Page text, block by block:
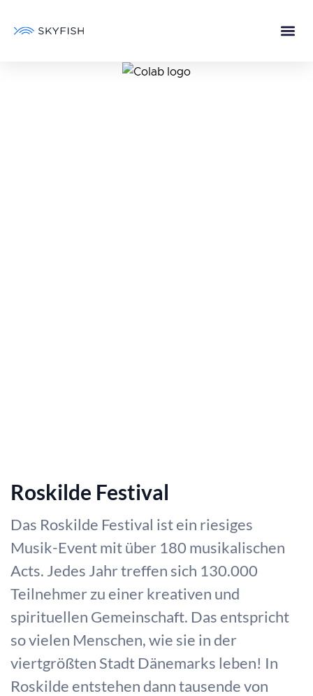
Roskilde Festival
Das Roskilde Festival ist ein riesiges
Musik-Event mit über 180 musikalischen
Acts. Jedes Jahr treffen sich 130.000
Teilnehmer zu einer kreativen und
spirituellen Gemeinschaft. Das entspricht
so vielen Menschen, wie sie in der
viertgrößten Stadt Dänemarks leben! In
Roskilde entstehen dann tausende von